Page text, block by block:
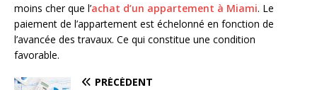
moins cher que l’achat d’un appartement à Miami. Le
paiement de l’appartement est échelonné en fonction de
l’avancée des travaux. Ce qui constitue une condition
favorable.
PRÉCÉDENT